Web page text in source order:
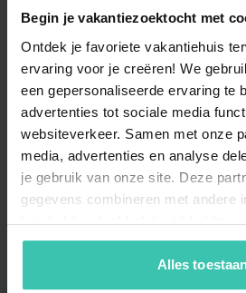
Begin je vakantiezoektocht met
Ontdek je favoriete vakantiehuis
ervaring voor je creëren! We
een gepersonaliseerde ervaring te
advertenties tot sociale media
websiteverkeer. Samen met onze
media, advertenties en analyse
je gebruik van onze site. Deze
gegevens combineren met andere
hen hebt gedeeld of die zij hebben
van je gebruik van hun diensten.
jouw vakantiezoektocht soepel en
Alles